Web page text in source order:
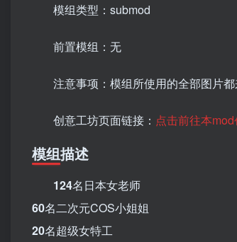
模组类型：submod
前置模组：无
注意事项：模组所使用的全部图片
创意工坊页面链接： 点击前往本
模组描述
124名日本女老师
60名二次元COS小姐姐
20名超级女特工